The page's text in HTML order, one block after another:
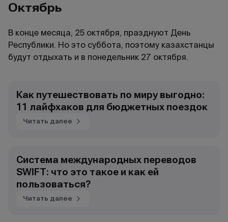
Октябрь
В конце месяца, 25 октября, празднуют День
Республики. Но это суббота, поэтому казахстанцы
будут отдыхать и в понедельник 27 октября.
Как путешествовать по миру выгодно:
11 лайфхаков для бюджетных поездок
Читать далее
Система международных переводов
SWIFT: что это такое и как ей
пользоваться?
Читать далее